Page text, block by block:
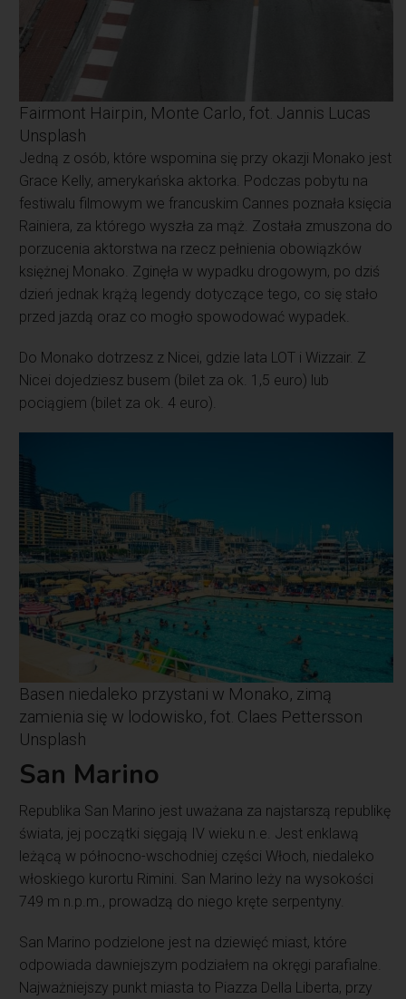
Fairmont Hairpin, Monte Carlo, fot. Jannis Lucas
Unsplash
Jedną z osób, które wspomina się przy okazji Monako jest
Grace Kelly, amerykańska aktorka. Podczas pobytu na
festiwalu filmowym we francuskim Cannes poznała księcia
Rainiera, za którego wyszła za mąż. Została zmuszona do
porzucenia aktorstwa na rzecz pełnienia obowiązków
księżnej Monako. Zginęła w wypadku drogowym, po dziś
dzień jednak krążą legendy dotyczące tego, co się stało
przed jazdą oraz co mogło spowodować wypadek.
Do Monako dotrzesz z Nicei, gdzie lata LOT i Wizzair. Z
Nicei dojedziesz busem (bilet za ok. 1,5 euro) lub
pociągiem (bilet za ok. 4 euro).
Basen niedaleko przystani w Monako, zimą
zamienia się w lodowisko, fot. Claes Pettersson
Unsplash
San Marino
Republika San Marino jest uważana za najstarszą republikę
świata, jej początki sięgają IV wieku n.e. Jest enklawą
leżącą w północno-wschodniej części Włoch, niedaleko
włoskiego kurortu Rimini. San Marino leży na wysokości
749 m n.p.m., prowadzą do niego kręte serpentyny.
San Marino podzielone jest na dziewięć miast, które
odpowiada dawniejszym podziałem na okręgi parafialne.
Najważniejszy punkt miasta to Piazza Della Liberta, przy